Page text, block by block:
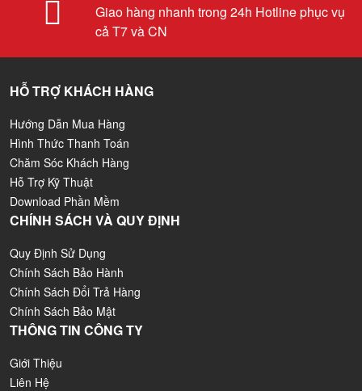
Giao hàng nhanh trong 24h Hotline phục vụ
cả T7 và CN
HỖ TRỢ KHÁCH HÀNG
Hướng Dẫn Mua Hàng
Hình Thức Thanh Toán
Chăm Sóc Khách Hàng
Hỗ Trợ Kỹ Thuật
Download Phần Mềm
CHÍNH SÁCH VÀ QUY ĐỊNH
Quy Định Sử Dụng
Chính Sách Bảo Hành
Chính Sách Đổi Trả Hàng
Chính Sách Bảo Mật
THÔNG TIN CÔNG TY
Giới Thiệu
Liên Hệ